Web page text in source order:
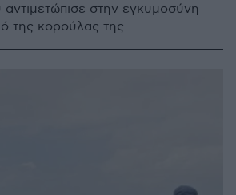
αντιμετώπισε στην εγκυμοσύνη
της κορούλας της